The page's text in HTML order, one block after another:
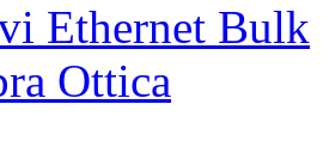
Ethernet Bulk
Ottica